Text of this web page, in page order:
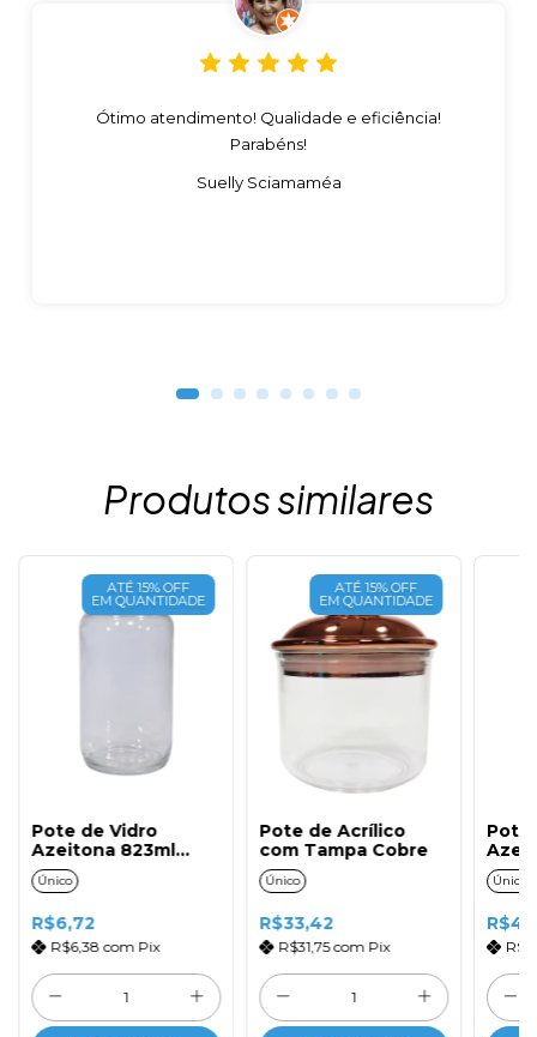
Ótimo atendimento! Qualidade e eficiência!
Parabéns!
Suelly Sciamaméa
Produtos similares
ATÉ 15% OFF
EM QUANTIDADE
Pote de Vidro
Azeitona 823ml
(1uni) com Tampa
Branca
Único
R$6,72
R$6,38 com Pix
ATÉ 15% OFF
EM QUANTIDADE
Pote de Acrílico
com Tampa Cobre
Único
R$33,42
R$31,75com Pix
Pote
Único